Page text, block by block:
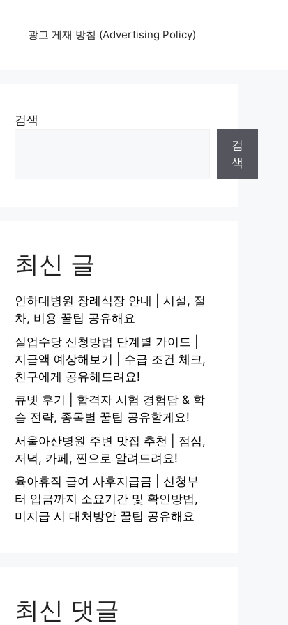
광고 게재 방침 (Advertising Policy)
검색
검
색
최신 글
인하대병원 장례식장 안내 | 시설, 절
차, 비용 꿀팁 공유해요
실업수당 신청방법 단계별 가이드 |
지급액 예상해보기 | 수급 조건 체크,
친구에게 공유해드려요!
큐넷 후기 | 합격자 시험 경험담 & 학
습 전략, 종목별 꿀팁 공유할게요!
서울아산병원 주변 맛집 추천 | 점심,
저녁, 카페, 찐으로 알려드려요!
육아휴직 급여 사후지급금 | 신청부
터 입금까지 소요기간 및 확인방법,
미지급 시 대처방안 꿀팁 공유해요
최신 댓글